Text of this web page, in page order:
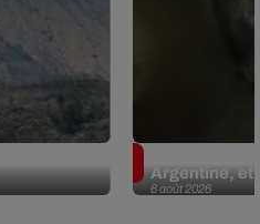
6 août 2026
Argentine, et